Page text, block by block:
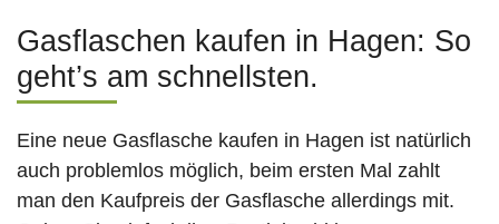
Gasflaschen kaufen in Hagen: So
geht’s am schnellsten.
Eine neue Gasflasche kaufen in Hagen ist natürlich
auch problemlos möglich, beim ersten Mal zahlt
man den Kaufpreis der Gasflasche allerdings mit.